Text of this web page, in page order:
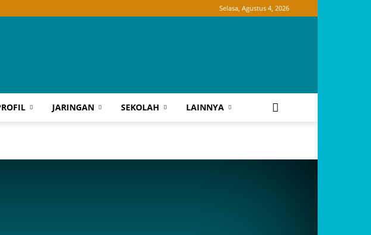
Selasa, Agustus 4, 2026
JARINGAN SEKOLAH LAINNYA